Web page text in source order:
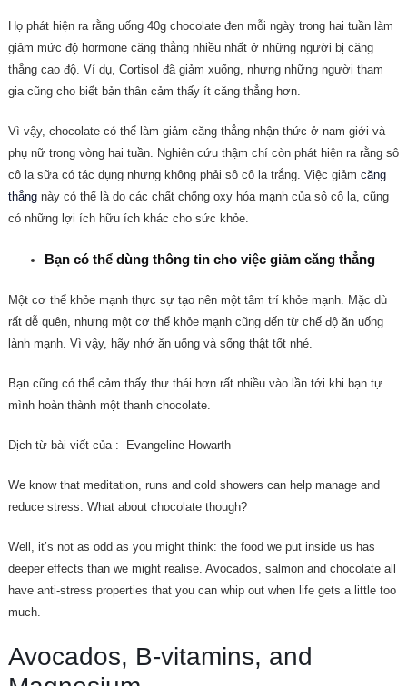
Họ phát hiện ra rằng uống 40g chocolate đen mỗi ngày trong hai tuần làm
giảm mức độ hormone căng thẳng nhiều nhất ở những người bị căng
thẳng cao độ. Ví dụ, Cortisol đã giảm xuống, nhưng những người tham
gia cũng cho biết bản thân cảm thấy ít căng thẳng hơn.
Vì vậy, chocolate có thể làm giảm căng thẳng nhận thức ở nam giới và
phụ nữ trong vòng hai tuần. Nghiên cứu thậm chí còn phát hiện ra rằng sô
cô la sữa có tác dụng nhưng không phải sô cô la trắng. Việc giảm căng
thẳng này có thể là do các chất chống oxy hóa mạnh của sô cô la, cũng
có những lợi ích hữu ích khác cho sức khỏe.
Bạn có thể dùng thông tin cho việc giảm căng thẳng
Một cơ thể khỏe mạnh thực sự tạo nên một tâm trí khỏe mạnh. Mặc dù
rất dễ quên, nhưng một cơ thể khỏe mạnh cũng đến từ chế độ ăn uống
lành mạnh. Vì vậy, hãy nhớ ăn uống và sống thật tốt nhé.
Bạn cũng có thể cảm thấy thư thái hơn rất nhiều vào lần tới khi bạn tự
mình hoàn thành một thanh chocolate.
Dịch từ bài viết của : Evangeline Howarth
We know that meditation, runs and cold showers can help manage and
reduce stress. What about chocolate though?
Well, it’s not as odd as you might think: the food we put inside us has
deeper effects than we might realise. Avocados, salmon and chocolate all
have anti-stress properties that you can whip out when life gets a little too
much.
Avocados, B-vitamins, and